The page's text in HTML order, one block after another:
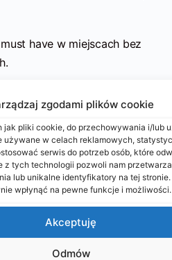
zgodami plików cookie
jak pliki cookie, do przechowywania i/lub
używane w celach reklamowych,
serwis do potrzeb osób, które
z tych technologii pozwoli nam
lub unikalne identyfikatory na tej
wpłynąć na pewne funkcje i możliwości.
Akceptuję
Odmów
have w miejscach bez
– wyszukiwanie i